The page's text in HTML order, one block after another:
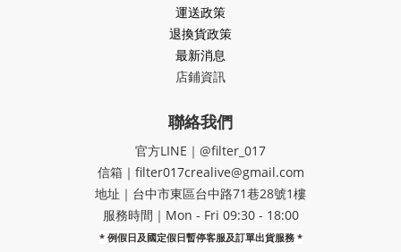
運送政策
退換貨政策
最新消息
店鋪資訊
聯絡我們
官方LINE｜@filter_017
信箱｜filter017crealive@gmail.com
地址｜​台中市東區台中路71巷28號1樓
服務時間｜Mon - Fri 09:30 - 18:00
* 例假日及國定假日暫停客服及訂單出貨服務 *